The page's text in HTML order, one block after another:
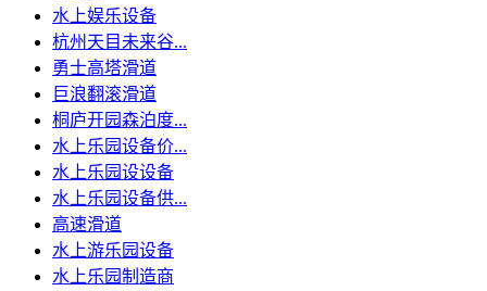
水上娱乐设备
杭州天目未来谷...
勇士高塔滑道
巨浪翻滚滑道
桐庐开园森泊度...
水上乐园设备价...
水上乐园设设备
水上乐园设备供...
高速滑道
水上游乐园设备
水上乐园制造商